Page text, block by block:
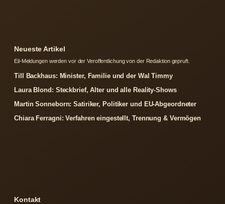
Neueste Artikel
Eil-Meldungen werden vor der Veroffentlichung von der Redaktion gepruft.
Till Backhaus: Minister, Familie und der Wal Timmy
Laura Blond: Steckbrief, Alter und alle Reality-Shows
Martin Sonneborn: Satiriker, Politiker und EU-Abgeordneter
Chiara Ferragni: Verfahren eingestellt, Trennung & Vermögen
Kontakt